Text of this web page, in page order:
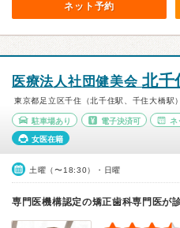
ネット予約
医療法人社団健美会 北千
東京都足立区千住（北千住駅、千住大橋駅）
駐車場あり 電子決済可 ネ
女医在籍
土曜（〜18:30）・日曜
専門医機構認定の矯正歯科専門医が